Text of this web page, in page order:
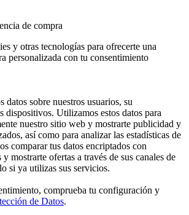
de compra
y otras tecnologías para ofrecerte una
personalizada con tu consentimiento
datos sobre nuestros usuarios, su
dispositivos. Utilizamos estos datos para
nuestro sitio web y mostrarte publicidad y
así como para analizar las estadísticas de
comparar tus datos encriptados con
mostrarte ofertas a través de sus canales de
si ya utilizas sus servicios.
comprueba tu configuración y
de Datos.